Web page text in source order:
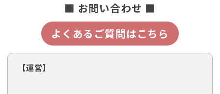
■ お問い合わせ ■
よくあるご質問はこちら
【運営】